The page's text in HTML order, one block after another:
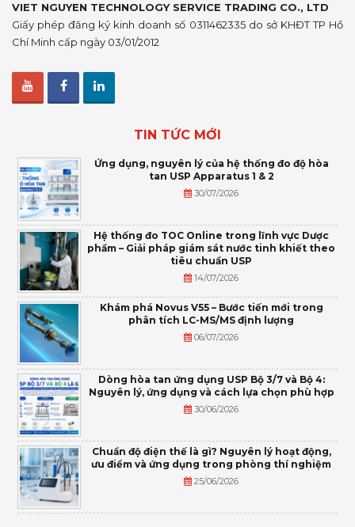
VIET NGUYEN TECHNOLOGY SERVICE TRADING CO., LTD
Giấy phép đăng ký kinh doanh số 0311462335 do sở KHĐT TP Hồ
Chí Minh cấp ngày 03/01/2012
TIN TỨC MỚI
Ứng dụng, nguyên lý của hệ thống đo độ hòa
tan USP Apparatus 1 & 2
30/07/2026
Hệ thống đo TOC Online trong lĩnh vực Dược
phẩm – Giải pháp giám sát nước tinh khiết theo
tiêu chuẩn USP
14/07/2026
Khám phá Novus V55 – Bước tiến mới trong
phân tích LC-MS/MS định lượng
06/07/2026
Dòng hòa tan ứng dụng USP Bộ 3/7 và Bộ 4:
Nguyên lý, ứng dụng và cách lựa chọn phù hợp
30/06/2026
Chuẩn độ điện thế là gì? Nguyên lý hoạt động,
ưu điểm và ứng dụng trong phòng thí nghiệm
25/06/2026